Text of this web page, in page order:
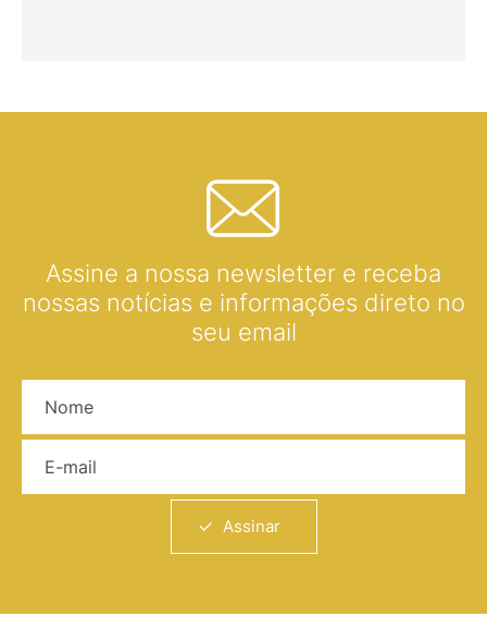
Assine a nossa newsletter e receba
nossas notícias e informações direto no
seu email
Assinar